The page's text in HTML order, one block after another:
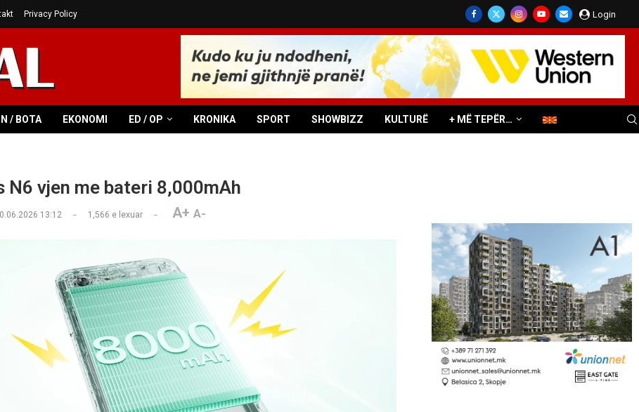
Privacy Policy Login
/ BOTA EKONOMI ED / OP KRONIKA SPORT SHOWBIZZ KULTURË + MË TEPËR…
N6 vjen me bateri 8,000mAh
13:12 1,566 e lexuar A+ A-